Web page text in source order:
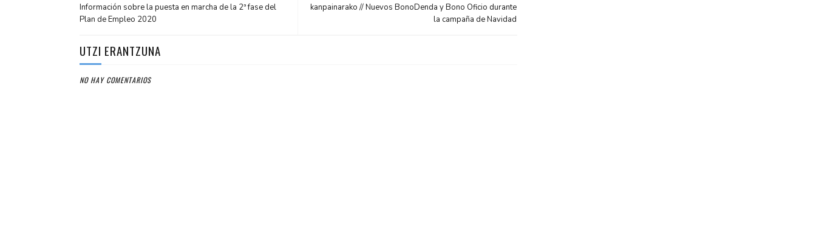
kanpainarako // Nuevos BonoDenda y Bono Oficio durante
la campaña de Navidad
Información sobre la puesta en marcha de la 2ª fase del
Plan de Empleo 2020
UTZI ERANTZUNA
NO HAY COMENTARIOS